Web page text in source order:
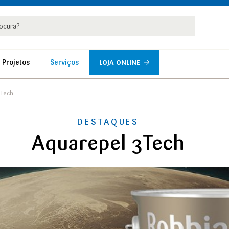
Projetos Serviços LOJA ONLINE
DESTAQUES
Aquarepel 3Tech